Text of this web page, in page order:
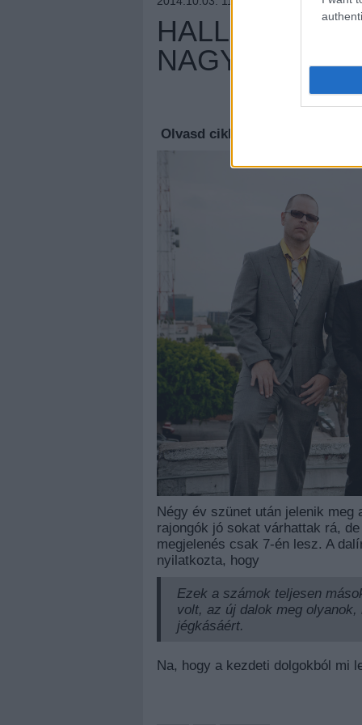
HALLGASD
Olvasd cikkeinket az
Négy év szünet után jelenik meg
rajongók jó sokat várhattak rá,
megjelenés csak 7-én lesz. A
nyilatkozta, hogy
Ezek a számok teljesen
volt, az új dalok meg
jégkásáért.
Na, hogy a kezdeti dolgokból mi